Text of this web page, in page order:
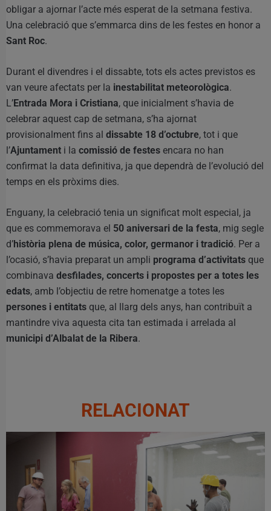
obligar a ajornar l’acte més esperat de la setmana festiva.
Una celebració que s’emmarca dins de les festes en honor a
Sant Roc.
Durant el divendres i el dissabte, tots els actes previstos es
van veure afectats per la inestabilitat meteorològica.
L’Entrada Mora i Cristiana, que inicialment s’havia de
celebrar aquest cap de setmana, s’ha ajornat
provisionalment fins al dissabte 18 d’octubre, tot i que
l’Ajuntament i la comissió de festes encara no han
confirmat la data definitiva, ja que dependrà de l’evolució del
temps en els pròxims dies.
Enguany, la celebració tenia un significat molt especial, ja
que es commemorava el 50 aniversari de la festa, mig segle
d’història plena de música, color, germanor i tradició. Per a
l’ocasió, s’havia preparat un ampli programa d’activitats que
combinava desfilades, concerts i propostes per a totes les
edats, amb l’objectiu de retre homenatge a totes les
persones i entitats que, al llarg dels anys, han contribuït a
mantindre viva aquesta cita tan estimada i arrelada al
municipi d’Albalat de la Ribera.
RELACIONAT